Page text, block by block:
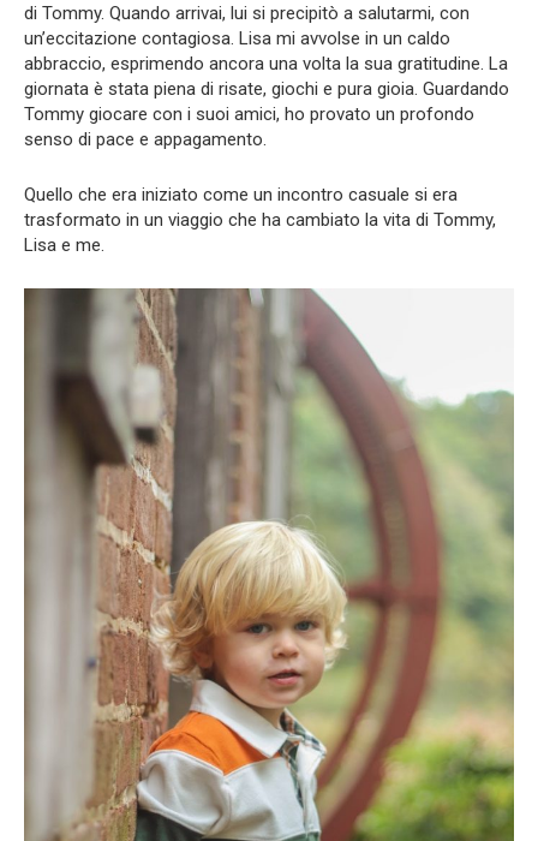
di Tommy. Quando arrivai, lui si precipitò a salutarmi, con
un’eccitazione contagiosa. Lisa mi avvolse in un caldo
abbraccio, esprimendo ancora una volta la sua gratitudine. La
giornata è stata piena di risate, giochi e pura gioia. Guardando
Tommy giocare con i suoi amici, ho provato un profondo
senso di pace e appagamento.
Quello che era iniziato come un incontro casuale si era
trasformato in un viaggio che ha cambiato la vita di Tommy,
Lisa e me.